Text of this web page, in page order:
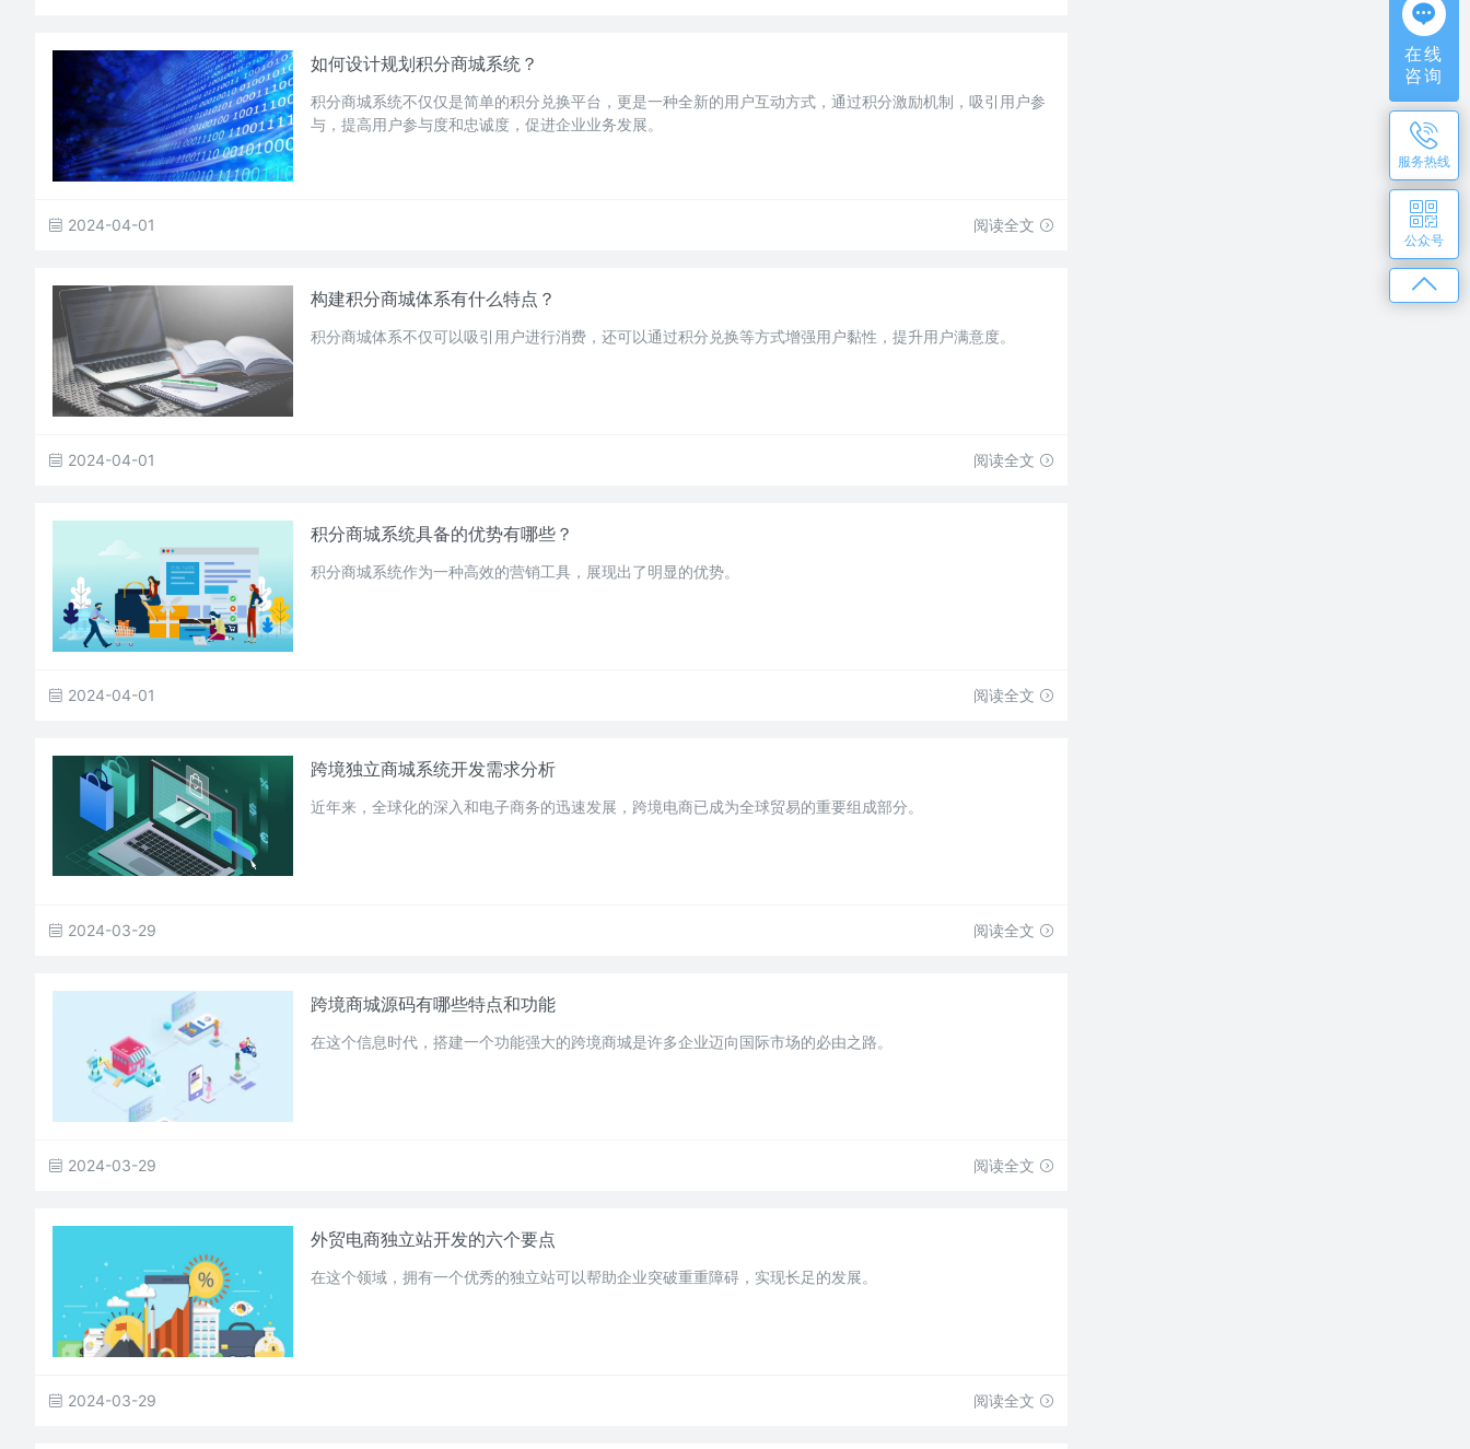
如何设计规划积分商城系统？
积分商城系统不仅仅是简单的积分兑换平台，更是一种全新的用户互动方式，通过积分激励机制，吸引用户参
与，提高用户参与度和忠诚度，促进企业业务发展。
2024-04-01 阅读全文
构建积分商城体系有什么特点？
积分商城体系不仅可以吸引用户进行消费，还可以通过积分兑换等方式增强用户黏性，提升用户满意度。
2024-04-01 阅读全文
积分商城系统具备的优势有哪些？
积分商城系统作为一种高效的营销工具，展现出了明显的优势。
2024-04-01 阅读全文
跨境独立商城系统开发需求分析
近年来，全球化的深入和电子商务的迅速发展，跨境电商已成为全球贸易的重要组成部分。
2024-03-29 阅读全文
跨境商城源码有哪些特点和功能
在这个信息时代，搭建一个功能强大的跨境商城是许多企业迈向国际市场的必由之路。
2024-03-29 阅读全文
外贸电商独立站开发的六个要点
在这个领域，拥有一个优秀的独立站可以帮助企业突破重重障碍，实现长足的发展。
2024-03-29 阅读全文
在线
咨询
服务热线
公众号